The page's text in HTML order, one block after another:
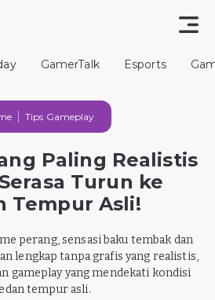
GamerTalk Esports
Tips Gameplay
Paling Realistis
Turun ke
Tempur Asli!
perang, sensasi baku tembak dan
lengkap tanpa grafis yang realistis,
gameplay yang mendekati kondisi
tempur asli.